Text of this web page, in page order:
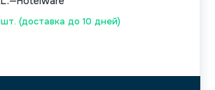
(доставка до 10 дней)